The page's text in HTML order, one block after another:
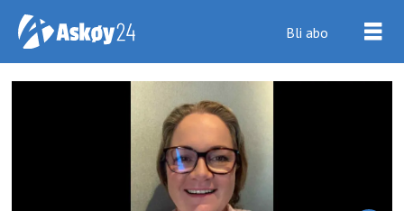
Bli abo
Tag:
bemanningsutfordringer